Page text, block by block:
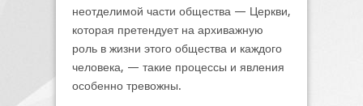
неотделимой части общества — Церкви,
которая претендует на архиважную
роль в жизни этого общества и каждого
человека, — такие процессы и явления
особенно тревожны.